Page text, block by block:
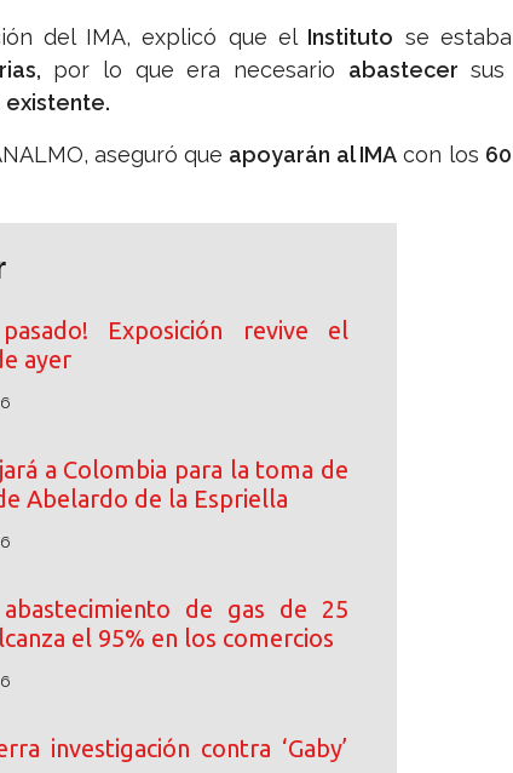
del IMA, explicó que el Instituto se estaba
por lo que era necesario abastecer sus
existente.
aseguró que apoyarán al IMA con los 60
Exposición revive el
ayer
a Colombia para la toma de
Abelardo de la Espriella
abastecimiento de gas de 25
el 95% en los comercios
investigación contra ‘Gaby’